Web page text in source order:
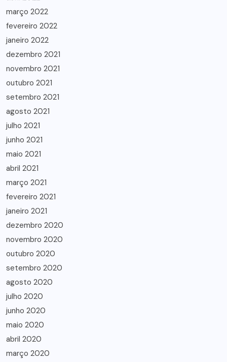
março 2022
fevereiro 2022
janeiro 2022
dezembro 2021
novembro 2021
outubro 2021
setembro 2021
agosto 2021
julho 2021
junho 2021
maio 2021
abril 2021
março 2021
fevereiro 2021
janeiro 2021
dezembro 2020
novembro 2020
outubro 2020
setembro 2020
agosto 2020
julho 2020
junho 2020
maio 2020
abril 2020
março 2020